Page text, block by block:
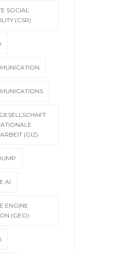
SOCIAL
(CSR)
(GIZ)
AI
ENGINE
(GEO)